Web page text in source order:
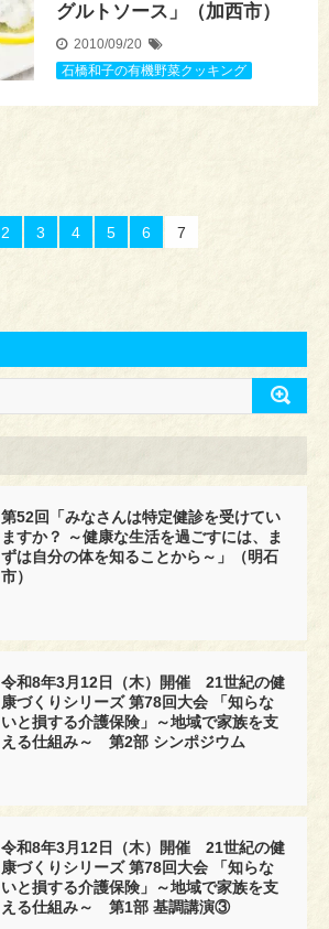
グルトソース」（加西市）
2010/09/20
石橋和子の有機野菜クッキング
2 3 4 5 6 7
第52回「みなさんは特定健診を受けてい
ますか？ ～健康な生活を過ごすには、ま
ずは自分の体を知ることから～」（明石
市）
令和8年3月12日（木）開催 21世紀の健
康づくりシリーズ 第78回大会 「知らな
いと損する介護保険」～地域で家族を支
える仕組み～ 第2部 シンポジウム
令和8年3月12日（木）開催 21世紀の健
康づくりシリーズ 第78回大会 「知らな
いと損する介護保険」～地域で家族を支
える仕組み～ 第1部 基調講演③